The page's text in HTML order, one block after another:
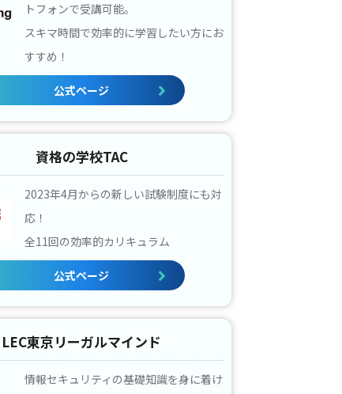
トフォンで受講可能。
スキマ時間で効率的に学習したい方にお
すすめ！
公式ページ
資格の学校TAC
2023年4月からの新しい試験制度にも対
応！
全11回の効率的カリキュラム
公式ページ
LEC東京リーガルマインド
情報セキュリティの基礎知識を身に着け